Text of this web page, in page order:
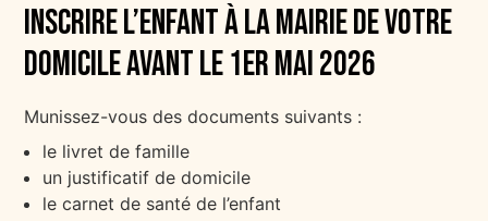
Inscrire l’enfant à la mairie de votre
domicile avant le 1er mai 2026
Munissez-vous des documents suivants :
le livret de famille
un justificatif de domicile
le carnet de santé de l’enfant